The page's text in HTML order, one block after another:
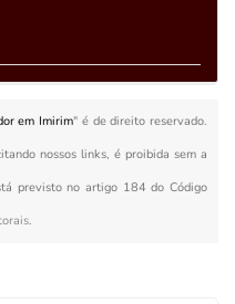
em Imirim" é de direito reservado.
nossos links, é proibida sem a
previsto no artigo 184 do Código
.